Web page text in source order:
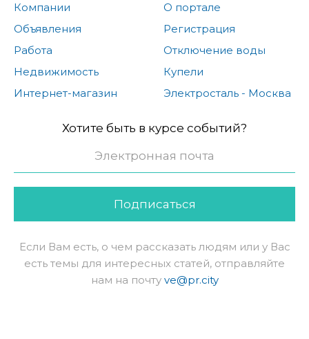
Компании
Объявления
Работа
Недвижимость
Интернет-магазин
О портале
Регистрация
Отключение воды
Купели
Электросталь - Москва
Хотите быть в курсе событий?
Подписаться
Если Вам есть, о чем рассказать людям или у Вас
есть темы для интересных статей, отправляйте
нам на почту ve@pr.city